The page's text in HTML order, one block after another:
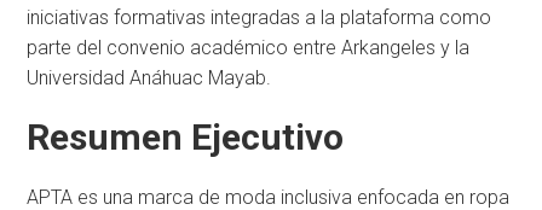
iniciativas formativas integradas a la plataforma como
parte del convenio académico entre Arkangeles y la
Universidad Anáhuac Mayab.
Resumen Ejecutivo
APTA es una marca de moda inclusiva enfocada en ropa